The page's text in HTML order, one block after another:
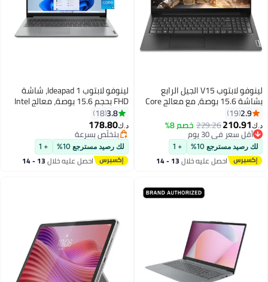
لينوفو لابتوب V15 الجيل الرابع
بشاشة 15.6 بوصة، مع معالج Core
جيجابايت/قرص SSD سعة 1
تيرابايت/رسومات Intel UHD/نظام
Windows 11 Pro
2.9
19
د.ك‏210.91
229.26خصم 8%
أقل سعر في 30 يوم
أقل سعر في 30 يوم
لك رصيد مسترجع 10% + 1
احصل عليه خلال 13 - 14
لينوفو لابتوب Ideapad 1، شاشة
FHD بحجم 15.6 بوصة، معالج Intel
Core i5-1335U، 16GB RAM،
ويندوز 11 هوم
3.8
18
د.ك‏178.80
بتخلّص بسرعة
بتخلّص بسرعة
لك رصيد مسترجع 10% + 1
احصل عليه خلال 13 - 14